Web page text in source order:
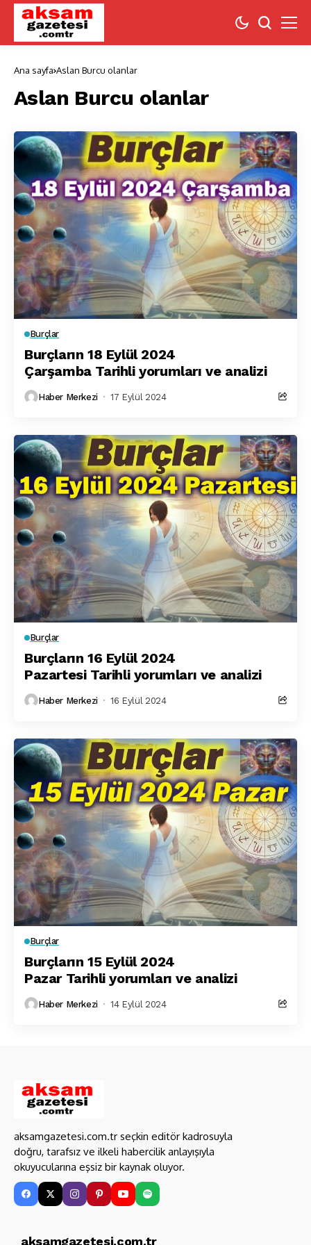
Ana sayfa Aslan Burcu olanlar
Aslan Burcu olanlar
Burçlar
Burçların 18 Eylül 2024
Çarşamba Tarihli yorumları ve analizi
Haber Merkezi 17 Eylül 2024
Burçlar
Burçların 16 Eylül 2024
Pazartesi Tarihli yorumları ve analizi
Haber Merkezi 16 Eylül 2024
Burçlar
Burçların 15 Eylül 2024
Pazar Tarihli yorumları ve analizi
Haber Merkezi 14 Eylül 2024
aksamgazetesi.com.tr seçkin editör kadrosuyla
doğru, tarafsız ve ilkeli habercilik anlayışıyla
okuyucularına eşsiz bir kaynak oluyor.
aksamgazetesi.com.tr